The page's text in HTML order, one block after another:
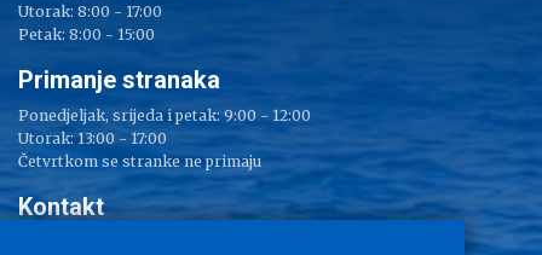
Utorak: 8:00 - 17:00
Petak: 8:00 - 15:00
Primanje stranaka
Ponedjeljak, srijeda i petak: 9:00 - 12:00
Utorak: 13:00 - 17:00
Četvrtkom se stranke ne primaju
Kontakt